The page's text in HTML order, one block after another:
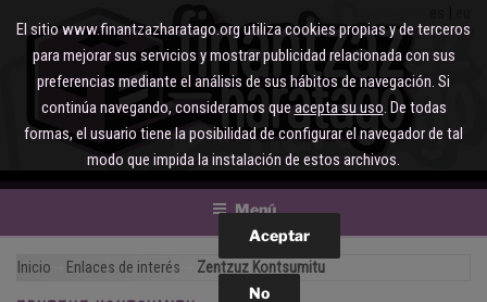
contenido
Menú
Inicio Enlaces de interés Zentzuz Kontsumitu
El sitio www.finantzazharatago.org utiliza cookies propias y de terceros
para mejorar sus servicios y mostrar publicidad relacionada con sus
preferencias mediante el análisis de sus hábitos de navegación. Si
continúa navegando, consideramos queacepta su uso. De todas
formas, el usuario tiene la posibilidad de configurar el navegador de tal
modo que impida la instalación de estos archivos.